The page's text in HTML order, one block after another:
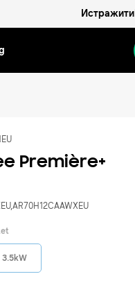
Истражити
Première+
,AR70H12CAAWXEU
3.5kW